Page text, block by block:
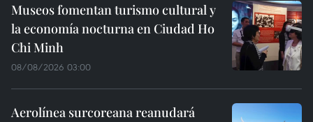
Museos fomentan turismo cultural y
la economía nocturna en Ciudad Ho
Chi Minh
08/08/2026 03:00
Aerolínea surcoreana reanudará